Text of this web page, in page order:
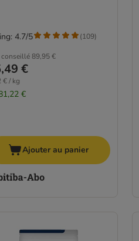
conseillé89,95 €
€
€ / kg
€
4.7/5 (109)
Ajouter au panier